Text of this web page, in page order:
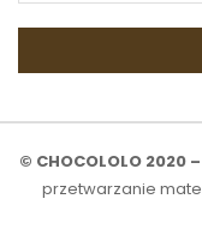
© CHOCOLOLO 2020
przetwarzanie